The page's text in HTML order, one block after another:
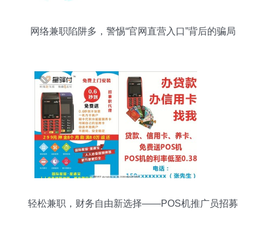
网络兼职陷阱多，警惕“官网直营入口”背后的骗局
轻松兼职，财务自由新选择——POS机推广员招募